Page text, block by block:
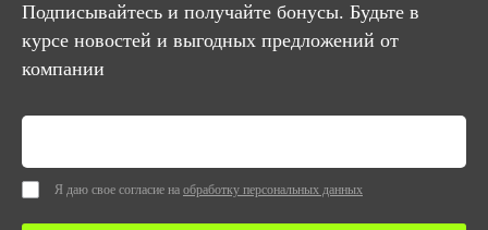
Подписывайтесь и получайте бонусы. Будьте в
курсе новостей и выгодных предложений от
компании
Я даю свое согласие на обработку персональных данных